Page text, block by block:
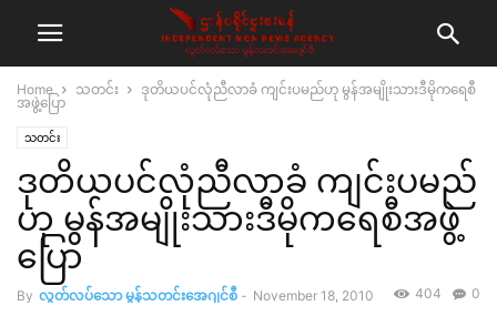
Home သတင်း
ဒုတိယပင်လုံညီလာခံ ကျင်းပမည်ဟု မွန်အမျိုးသားဒီမိုကရေစီ
အဖွဲ့ပြော
သတင်း
ဒုတိယပင်လုံညီလာခံ ကျင်းပမည်
ဟု မွန်အမျိုးသားဒီမိုကရေစီအဖွဲ့
ပြော
By လွတ်လပ်သော မွန်သတင်းအေဂျင်စီ - November 18, 2010 0
404